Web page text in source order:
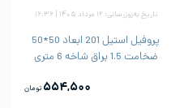
تاریخ به‌روزرسانی: ۱۲ مرداد ۱۴۰۵ | ۱۶:۳۶
پروفیل استیل 201 ابعاد 50*50
ضخامت 1.5 براق شاخه 6 متری
۵۵۴,۵۰۰ تومان